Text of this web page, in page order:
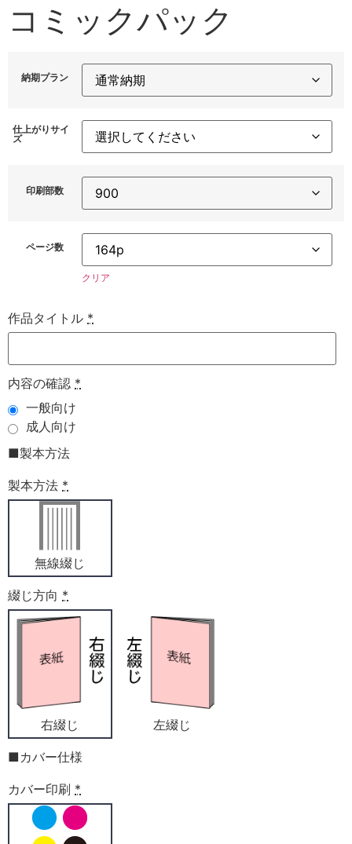
コミックパック
納期プラン
仕上がりサイ
ズ
印刷部数
ページ数
クリア
作品タイトル *
内容の確認 *
一般向け
成人向け
■製本方法
製本方法 *
無線綴じ
綴じ方向 *
右綴じ 左綴じ
■カバー仕様
カバー印刷 *